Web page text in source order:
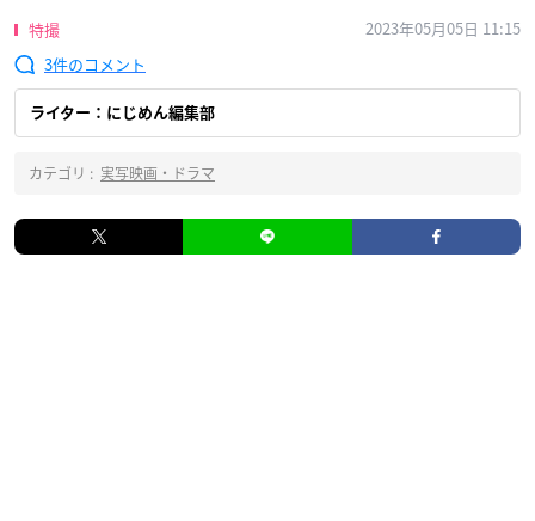
特撮
2023年05月05日 11:15
3
ライター：にじめん編集部
カテゴリ : 実写映画・ドラマ